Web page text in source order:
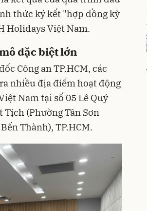
thức ký kết "hợp đồng kỳ
Holidays Việt Nam.
đặc biệt lớn
Công an TP.HCM, các
nhiều địa điểm hoạt động
Nam tại số 05 Lê Quý
Tịch (Phường Tân Sơn
Thành), TP.HCM.